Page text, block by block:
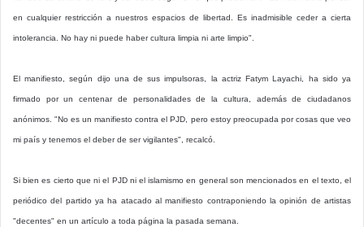
en cualquier restricción a nuestros espacios de libertad. Es inadmisible ceder a cierta
intolerancia. No hay ni puede haber cultura limpia ni arte limpio".
El manifiesto, según dijo una de sus impulsoras, la actriz Fatym Layachi, ha sido ya
firmado por un centenar de personalidades de la cultura, además de ciudadanos
anónimos. "No es un manifiesto contra el PJD, pero estoy preocupada por cosas que veo
mi país y tenemos el deber de ser vigilantes", recalcó.
Si bien es cierto que ni el PJD ni el islamismo en general son mencionados en el texto, el
periódico del partido ya ha atacado al manifiesto contraponiendo la opinión de artistas
"decentes" en un artículo a toda página la pasada semana.